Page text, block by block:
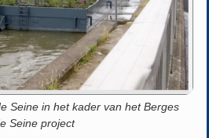
Seine in het kader van het Berges
Seine project